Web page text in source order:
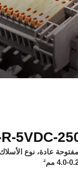
5VDC-
عادة، نوع